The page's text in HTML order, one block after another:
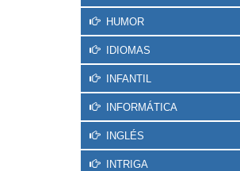
HUMOR
IDIOMAS
INFANTIL
INFORMÁTICA
INGLÉS
INTRIGA